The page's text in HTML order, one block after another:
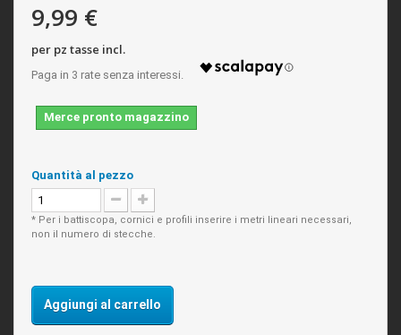
9,99 €
per pz tasse incl.
Merce pronto magazzino
Quantità al pezzo
* Per i battiscopa, cornici e profili inserire i metri lineari necessari,
non il numero di stecche.
Aggiungi al carrello